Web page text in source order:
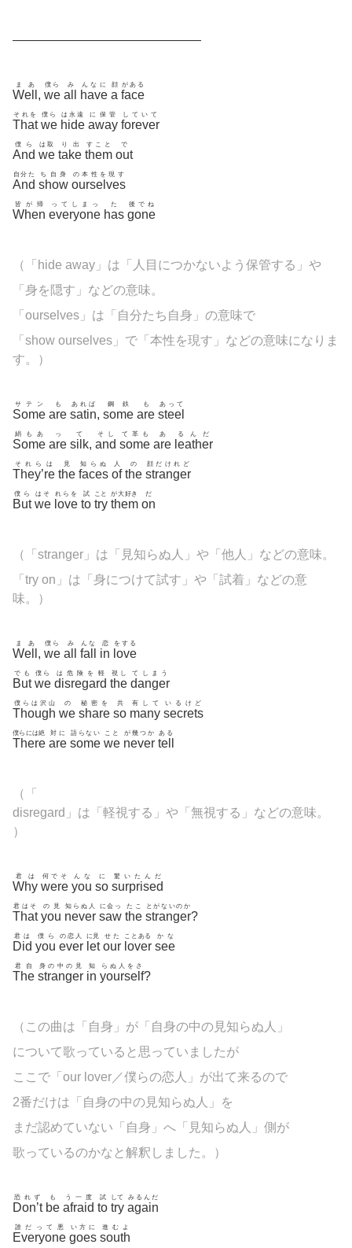
———————————————
Well
まあ
, we
僕ら
all
み
have
んなに
a
顔
face
がある
That
それを
we
僕ら
hide
は永遠
away
に保管
forever
していて
And
僕ら
we
は取
take
り出
them
すこと
out
で
And
自分た
show
ち自身
ourselves
の本性を現す
When
皆が帰
everyone
ってしまっ
has
た
gone
後でね
（「hide away」は「人目につかないよう保管する」や
「身を隠す」などの意味。
「ourselves」は「自分たち自身」の意味で
「show ourselves」で「本性を現す」などの意味になりま
す。）
Some
サテン
are
も
satin
あれば
, some
鋼鉄
are
も
steel
あって
Some
絹もあ
are
っ
silk
て
, and
そし
some
て革も
are
あ
leather
るんだ
They’re
それらは
the
見
faces
知らぬ
of
人
the
の
stranger
顔だけれど
But
僕ら
we
はそ
love
れらを
to
試
try
こと
them
が大好き
on
だ
（「 stranger」は「見知らぬ人」や「他人」などの意味。
「try on」は「身につけて試す」や「試着」などの意
味。）
Well
まあ
, we
僕ら
all
み
fall
んな
in
恋
love
をする
But
でも
we
僕ら
disregard
は危険を軽
the
視し
danger
てしまう
Though
僕らは沢山
we
の
share
秘密を
so
共
many
有して
secrets
いるけど
There
僕らには絶
are
対に
some
語らない
we
こと
never
が幾つか
tell
ある
（「
disregard」は「軽視する」や「無視する」などの意味。
）
Why
君は
were
何でそ
you
んな
so
に
surprised
驚いたんだ
That
君はそ
you
の見
never
知らぬ人
saw
に会っ
the
たこ
stranger
とがないのか
?
Did
君は
you
僕ら
ever
の恋人
let
に見
our
せた
lover
ことある
see
かな
The
君自
stranger
身の中の見
in
知
yourself
らぬ人をさ
?
（この曲は「自身」が「自身の中の見知らぬ人」
について歌っていると思っていましたが
ここで「our lover／僕らの恋人」が出て来るので
2番だけは 「自身の中の見知らぬ人」を
まだ認めていない「自身」へ 「見知らぬ人」側が
歌っているのかなと解釈しました。）
Don’t
恐れず
be
も
afraid
う一度
to
試
try
して
again
みるんだ
Everyone
誰だって悪
goes
い方に
south
進むよ